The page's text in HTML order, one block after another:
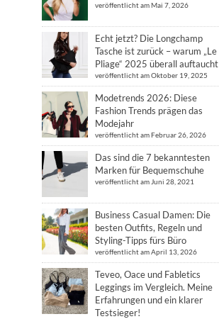
veröffentlicht am Mai 7, 2026
Echt jetzt? Die Longchamp
Tasche ist zurück – warum „Le
Pliage“ 2025 überall auftaucht
veröffentlicht am Oktober 19, 2025
Modetrends 2026: Diese
Fashion Trends prägen das
Modejahr
veröffentlicht am Februar 26, 2026
Das sind die 7 bekanntesten
Marken für Bequemschuhe
veröffentlicht am Juni 28, 2021
Business Casual Damen: Die
besten Outfits, Regeln und
Styling-Tipps fürs Büro
veröffentlicht am April 13, 2026
Teveo, Oace und Fabletics
Leggings im Vergleich. Meine
Erfahrungen und ein klarer
Testsieger!